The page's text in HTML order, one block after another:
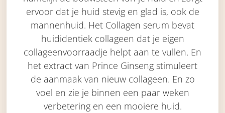
ervoor dat je huid stevig en glad is, ook de
mannenhuid. Het Collagen serum bevat
huididentiek collageen dat je eigen
collageenvoorraadje helpt aan te vullen. En
het extract van Prince Ginseng stimuleert
de aanmaak van nieuw collageen. En zo
voel en zie je binnen een paar weken
verbetering en een mooiere huid.